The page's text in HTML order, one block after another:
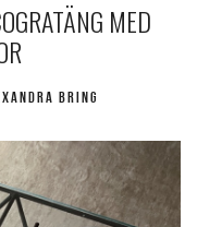
MED
Bring